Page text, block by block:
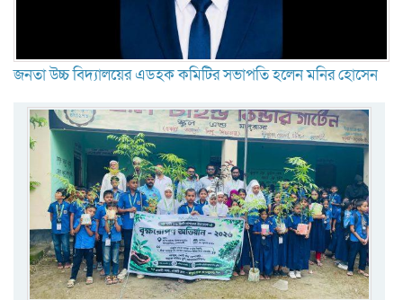
জনতা উচ্চ বিদ্যালয়ের এডহক কমিটির সভাপতি হলেন মনির হোসেন